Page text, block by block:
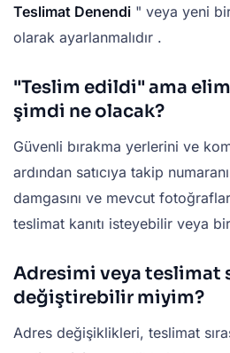
Teslimat Denendi " veya yeni
olarak ayarlanmalıdır .
"Teslim edildi" ama
şimdi ne olacak?
Güvenli bırakma yerlerini ve
ardından satıcıya takip
damgasını ve mevcut
teslimat kanıtı isteyebilir veya
Adresimi veya teslimat
değiştirebilir miyim?
Adres değişiklikleri, teslimat